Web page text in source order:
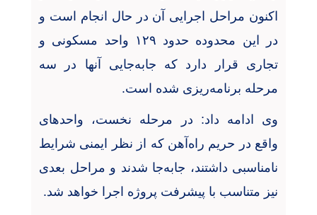
اکنون مراحل اجرایی آن در حال انجام است و
در این محدوده حدود ۱۲۹ واحد مسکونی و
تجاری قرار دارد که جابه‌جایی آنها در سه
مرحله برنامه‌ریزی شده است.
وی ادامه داد: در مرحله نخست، واحدهای
واقع در حریم راه‌آهن که از نظر ایمنی شرایط
نامناسبی داشتند، جابه‌جا شدند و مراحل بعدی
نیز متناسب با پیشرفت پروژه اجرا خواهد شد.